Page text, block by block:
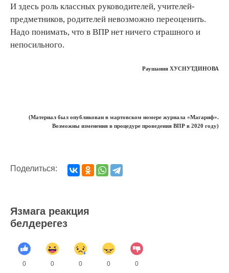
И здесь роль классных руководителей, учителей-
предметников, родителей невозможно переоценить.
Надо понимать, что в ВПР нет ничего страшного и
непосильного.
Раушания ХУСНУТДИНОВА
(Материал был опубликован в мартовском номере журнала «Магариф».
Возможны изменения в процедуре проведения ВПР в 2020 году)
Поделиться:
Язмага реакция
белдерегез
0 0 0 0 0